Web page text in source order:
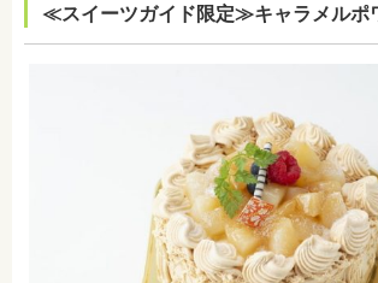
≪スイーツガイド限定≫キャラメルポ